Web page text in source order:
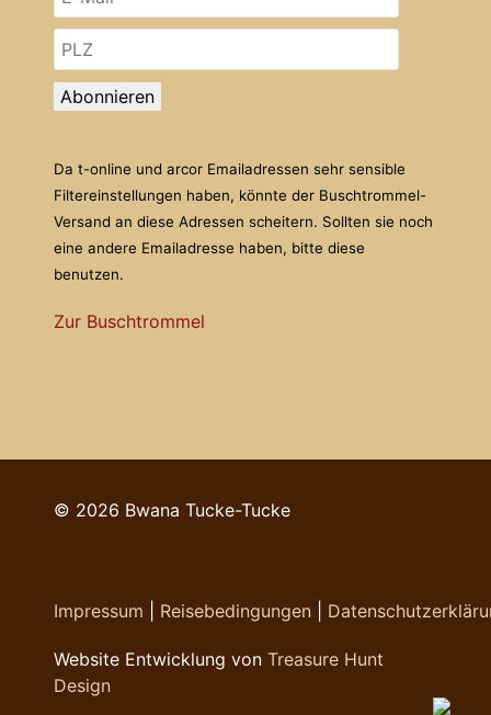
Abonnieren
Da t-online und arcor Emailadressen sehr sensible
Filtereinstellungen haben, könnte der Buschtrommel-
Versand an diese Adressen scheitern. Sollten sie noch
eine andere Emailadresse haben, bitte diese
benutzen.
Zur Buschtrommel
© 2026 Bwana Tucke-Tucke
Impressum Reisebedingungen
Website Entwicklung von Treasure Hunt
Design